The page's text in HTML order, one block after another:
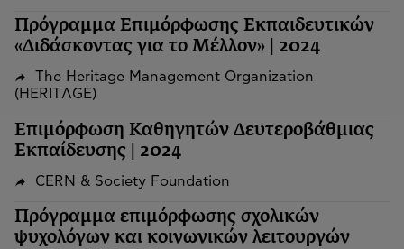
Πρόγραμμα Επιμόρφωσης Εκπαιδευτικών
«Διδάσκοντας για το Μέλλον» | 2024
The Heritage Management Organization
(HERITΛGΕ)
Επιμόρφωση Καθηγητών Δευτεροβάθμιας
Εκπαίδευσης | 2024
CERN & Society Foundation
Πρόγραμμα επιμόρφωσης σχολικών
ψυχολόγων και κοινωνικών λειτουργών